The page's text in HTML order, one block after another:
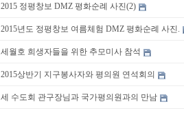
2015 정평창보 DMZ 평화순례 사진(2)
2015년도 정평창보 여름체험 DMZ 평화순례 사진.
세월호 희생자들을 위한 추모미사 참석
2015상반기 지구봉사자와 평의원 연석회의
세 수도회 관구장님과 국가평의원과의 만남